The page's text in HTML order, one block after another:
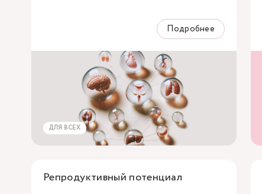
Подробнее
ДЛЯ ВСЕХ
Репродуктивный потенциал